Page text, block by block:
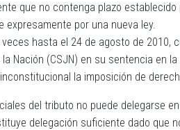
que no contenga plazo
expresamente por una nueva ley.
hasta el 24 de agosto de 2010,
Nación (CSJN) en su sentencia en
la imposición de
del tributo no puede delegarse
delegación suficiente dado